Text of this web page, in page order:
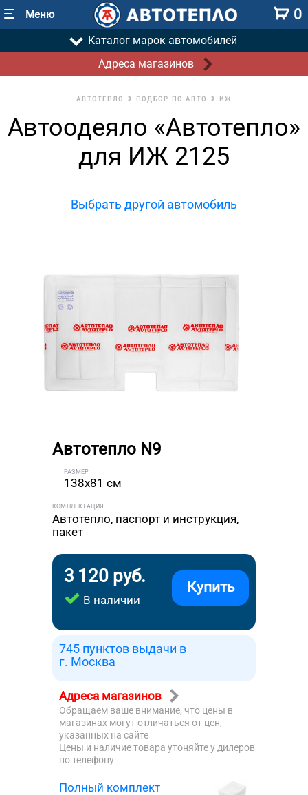
Меню 0
Каталог марок автомобилей
Адреса магазинов
АВТОТЕПЛО ПОДБОР ПО АВТО ИЖ
Автоодеяло «Автотепло»
для ИЖ 2125
Выбрать другой автомобиль
Автотепло N9
РАЗМЕР
138x81 см
КОМПЛЕКТАЦИЯ
Автотепло, паспорт и инструкция,
пакет
3 120 руб.
В наличии
Купить
745 пунктов выдачи в
г. Москва
Адреса магазинов
Обращаем ваше внимание, что цены в
магазинах могут отличаться от цен,
указанных на сайте
Цены и наличие товара утоняйте у дилеров
по телефону
Полный комплект